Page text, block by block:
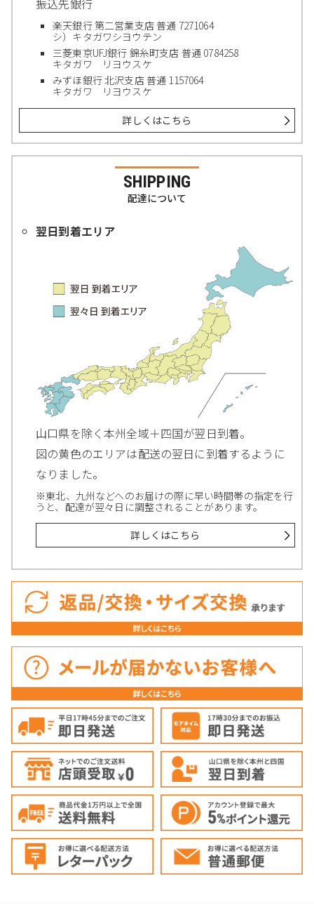
振込先銀行
楽天銀行 第二営業支店 普通 7271064
シ）キタガワシヨウテン
三菱東京UFJ銀行 錦糸町支店 普通 0784258
キタガワ リヨウスケ
みずほ銀行 北沢支店 普通 1157064
キタガワ リヨウスケ
詳しくはこちら
SHIPPING
配達について
翌日到着エリア
山口県を除く本州全域＋四国が翌日到着。
図の黄色のエリアは配送の翌日に到着するように
なりました。
※東北、九州などへのお届けの際に早い時間帯の指定を行
うと、配達が翌々日に調整されることがあります。
詳しくはこちら